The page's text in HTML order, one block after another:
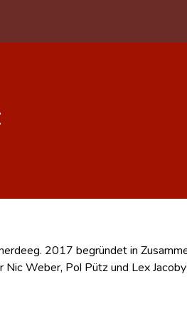
2017 begründet in
Weber, Pol Pütz und Lex